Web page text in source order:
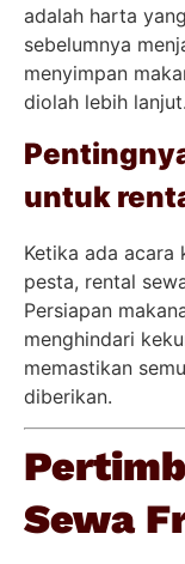
adalah harta
sebelumnya
menyimpan
diolah lebih lanjut.
untuk
Ketika ada acara
pesta, rental
Persiapan
menghindari
memastikan
diberikan.
Sewa